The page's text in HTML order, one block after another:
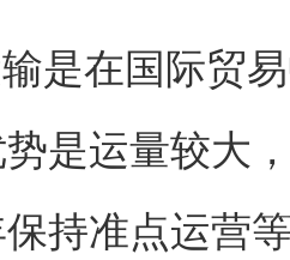
是在国际贸
是运量较大
持准点运营